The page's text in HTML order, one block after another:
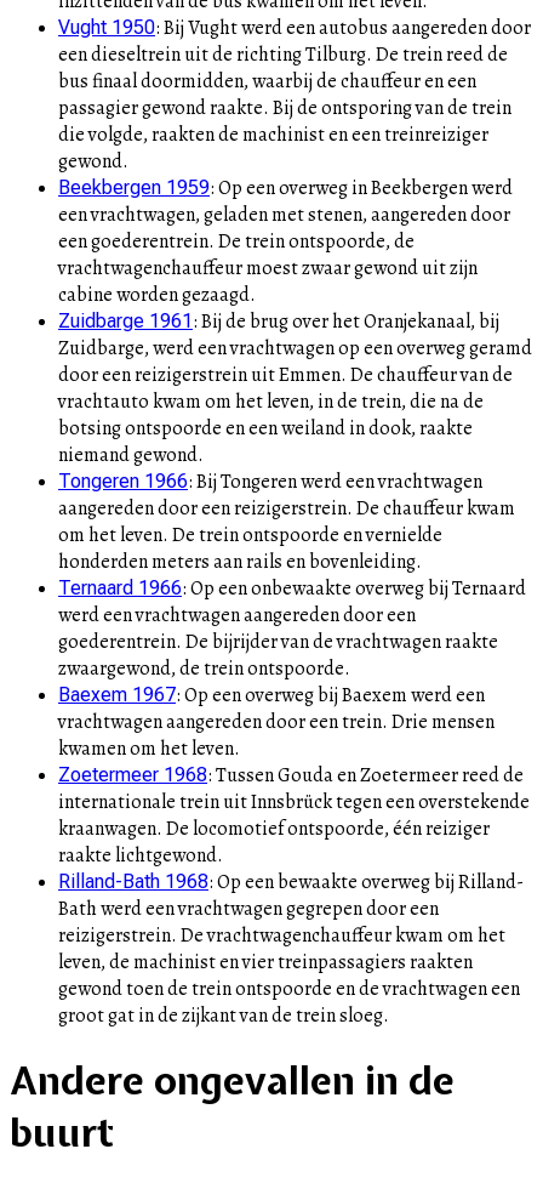
Vught 1950:Bij Vught werd een autobus aangereden door
een dieseltrein uit de richting Tilburg. De trein reed de
bus finaal doormidden, waarbij de chauffeur en een
passagier gewond raakte. Bij de ontsporing van de trein
die volgde, raakten de machinist en een treinreiziger
gewond.
Beekbergen 1959:Op een overweg in Beekbergen werd
een vrachtwagen, geladen met stenen, aangereden door
een goederentrein. De trein ontspoorde, de
vrachtwagenchauffeur moest zwaar gewond uit zijn
cabine worden gezaagd.
Zuidbarge 1961:Bij de brug over het Oranjekanaal, bij
Zuidbarge, werd een vrachtwagen op een overweg geramd
door een reizigerstrein uit Emmen. De chauffeur van de
vrachtauto kwam om het leven, in de trein, die na de
botsing ontspoorde en een weiland in dook, raakte
niemand gewond.
Tongeren 1966:Bij Tongeren werd een vrachtwagen
aangereden door een reizigerstrein. De chauffeur kwam
om het leven. De trein ontspoorde en vernielde
honderden meters aan rails en bovenleiding.
Ternaard 1966:Op een onbewaakte overweg bij Ternaard
werd een vrachtwagen aangereden door een
goederentrein. De bijrijder van de vrachtwagen raakte
zwaargewond, de trein ontspoorde.
Baexem 1967:Op een overweg bij Baexem werd een
vrachtwagen aangereden door een trein. Drie mensen
kwamen om het leven.
Zoetermeer 1968:Tussen Gouda en Zoetermeer reed de
internationale trein uit Innsbrück tegen een overstekende
kraanwagen. De locomotief ontspoorde, één reiziger
raakte lichtgewond.
Rilland-Bath 1968:Op een bewaakte overweg bij Rilland-
Bath werd een vrachtwagen gegrepen door een
reizigerstrein. De vrachtwagenchauffeur kwam om het
leven, de machinist en vier treinpassagiers raakten
gewond toen de trein ontspoorde en de vrachtwagen een
groot gat in de zijkant van de trein sloeg.
Andere ongevallen in de
buurt